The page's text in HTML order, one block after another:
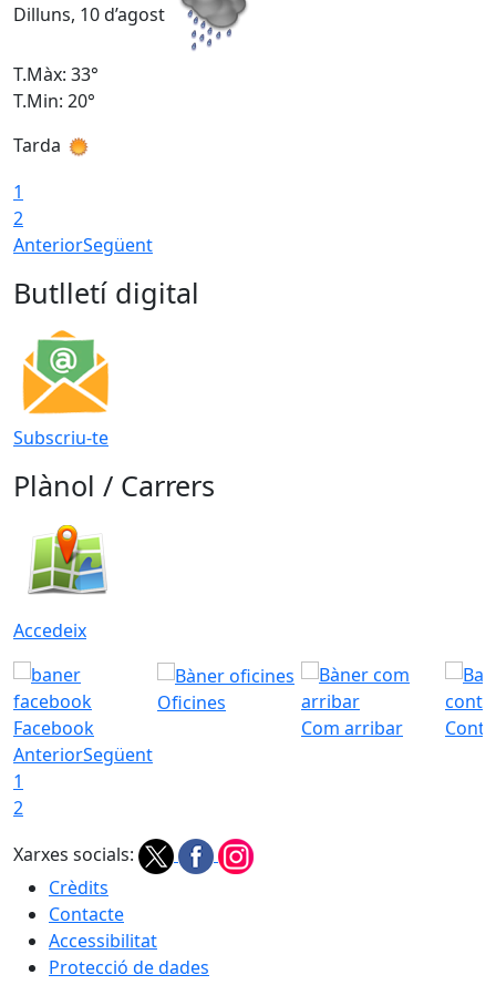
Dilluns, 10 d’agost
T.Màx: 33°
T.Min: 20°
Tarda
1
2
AnteriorSegüent
Butlletí digital
Subscriu-te
Plànol / Carrers
Accedeix
Facebook
Oficines
Com arribar
AnteriorSegüent
1
2
Xarxes socials:
Crèdits
Contacte
Accessibilitat
Protecció de dades